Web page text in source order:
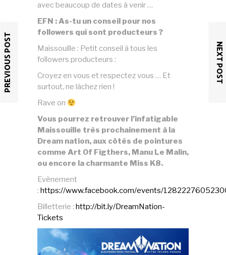
avec beaucoup de dates à venir …
EFN : As-tu un conseil pour nos
followers qui sont producteurs ?
Maissouille : Petit conseil à tous les
followers producteurs :
Croyez en vous et respectez vous … Et
surtout, ne lâchez rien !
Rave on
Vous pourrez retrouver l’infatigable
Maissouille très prochainement à la
Dream nation, aux côtés de pointures
comme Art Of Figthers, Manu Le Malin,
ou encore la charmante Miss K8.
Evènement
: https://www.facebook.com/events/
Billetterie : http://bit.ly/DreamNation-
Tickets
PREVIOUS POST NEXT POST